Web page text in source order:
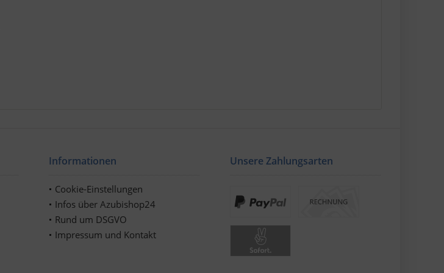
Informationen
Cookie-Einstellungen
Infos über Azubishop24
Rund um DSGVO
Impressum und Kontakt
Unsere Zahlungsarten